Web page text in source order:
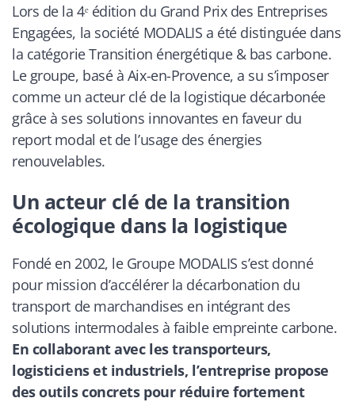
Lors de la 4ᵉ édition du Grand Prix des Entreprises
Engagées, la société MODALIS a été distinguée dans
la catégorie Transition énergétique & bas carbone.
Le groupe, basé à Aix-en-Provence, a su s’imposer
comme un acteur clé de la logistique décarbonée
grâce à ses solutions innovantes en faveur du
report modal et de l’usage des énergies
renouvelables.
Un acteur clé de la transition
écologique dans la logistique
Fondé en 2002, le Groupe MODALIS s’est donné
pour mission d’accélérer la décarbonation du
transport de marchandises en intégrant des
solutions intermodales à faible empreinte carbone.
En collaborant avec les transporteurs,
logisticiens et industriels, l’entreprise propose
des outils concrets pour réduire fortement